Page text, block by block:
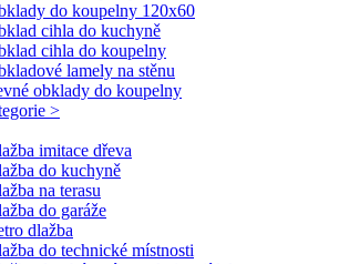
do koupelny 120x60
cihla do kuchyně
cihla do koupelny
lamely na stěnu
obklady do koupelny
>
imitace dřeva
do kuchyně
na terasu
do garáže
dlažba
do technické místnosti